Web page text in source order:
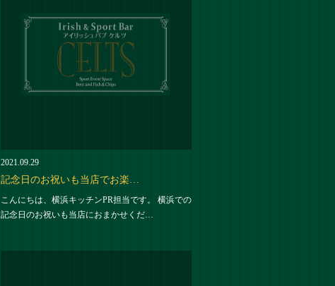
2021.09.29
記念日のお祝いも当店でお楽…
こんにちは、横浜キッチンPR担当です。 横浜での
記念日のお祝いも当店におまかせくだ…